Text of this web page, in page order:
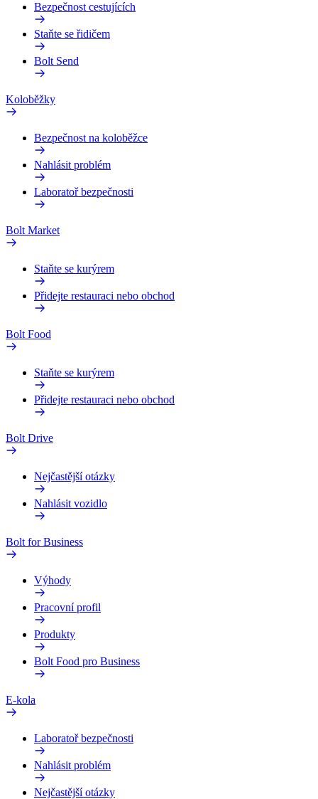
Bezpečnost cestujících
Staňte se řidičem
Bolt Send
Koloběžky
Bezpečnost na koloběžce
Nahlásit problém
Laboratoř bezpečnosti
Bolt Market
Staňte se kurýrem
Přidejte restauraci nebo obchod
Bolt Food
Staňte se kurýrem
Přidejte restauraci nebo obchod
Bolt Drive
Nejčastější otázky
Nahlásit vozidlo
Bolt for Business
Výhody
Pracovní profil
Produkty
Bolt Food pro Business
E-kola
Laboratoř bezpečnosti
Nahlásit problém
Nejčastější otázky